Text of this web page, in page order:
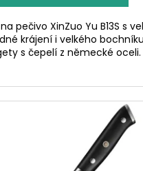
pečivo XinZuo Yu B13S s
krájení i velkého
s čepelí z německé oceli.